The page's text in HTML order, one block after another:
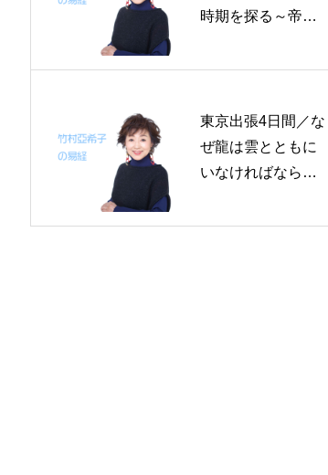
時期を探る～帝王
経一日一言
東京出張4日間／な
ぜ龍は雲とともに
いなければならな
二人～奇跡のリン